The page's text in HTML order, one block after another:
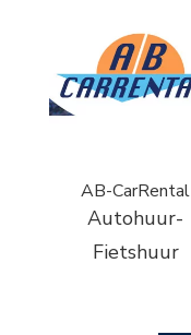
AB-CarRental
Autohuur-
Fietshuur